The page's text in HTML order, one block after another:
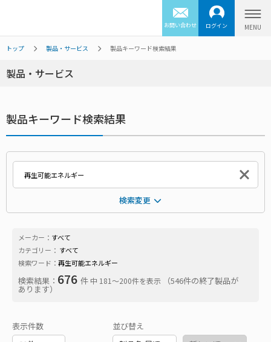
お問い合わせ ログイン
トップ 製品・サービス 製品キーワード検索結果
製品・サービス
製品キーワード検索結果
検索変更
メーカー： すべて
カテゴリー： すべて
検索ワード： 再生可能エネルギー
検索結果： 676 件 中 181〜200件を表示 （546件の終了製品が
あります）
表示件数 並び替え